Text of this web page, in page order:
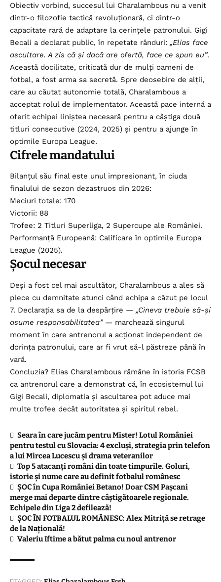
Obiectiv vorbind, succesul lui Charalambous nu a venit
dintr-o filozofie tactică revoluționară, ci dintr-o
capacitate rară de adaptare la cerințele patronului. Gigi
Becali a declarat public, în repetate rânduri: „Elias face
ascultare. A zis că și dacă are ofertă, face ce spun eu”.
Această docilitate, criticată dur de mulți oameni de
fotbal, a fost arma sa secretă. Spre deosebire de alții,
care au căutat autonomie totală, Charalambous a
acceptat rolul de implementator. Această pace internă a
oferit echipei liniștea necesară pentru a câștiga două
titluri consecutive (2024, 2025) și pentru a ajunge în
optimile Europa League.
Cifrele mandatului
Bilanțul său final este unul impresionant, în ciuda
finalului de sezon dezastruos din 2026:
Meciuri totale: 170
Victorii: 88
Trofee: 2 Titluri Superliga, 2 Supercupe ale României.
Performanță Europeană: Calificare în optimile Europa
League (2025).
Șocul necesar
Deși a fost cel mai ascultător, Charalambous a ales să
plece cu demnitate atunci când echipa a căzut pe locul
7. Declarația sa de la despărțire — „Cineva trebuie să-și
asume responsabilitatea”— marchează singurul
moment în care antrenorul a acționat independent de
dorința patronului, care ar fi vrut să-l păstreze până în
vară.
Concluzia? Elias Charalambous rămâne în istoria FCSB
ca antrenorul care a demonstrat că, în ecosistemul lui
Gigi Becali, diplomatia și ascultarea pot aduce mai
multe trofee decât autoritatea și spiritul rebel.
Seara în care jucăm pentru Mister! Lotul României
pentru testul cu Slovacia: 4 excluși, strategia prin telefon
a lui Mircea Lucescu și drama veteranilor
Top 5 atacanți români din toate timpurile. Goluri,
istorie și nume care au definit fotbalul românesc
ȘOC în Cupa României Betano! Doar CSM Pașcani
merge mai departe dintre câștigătoarele regionale.
Echipele din Liga 2 defilează!
ȘOC ÎN FOTBALUL ROMÂNESC: Alex Mitriță se retrage
de la Națională!
Valeriu Iftime a bătut palma cu noul antrenor